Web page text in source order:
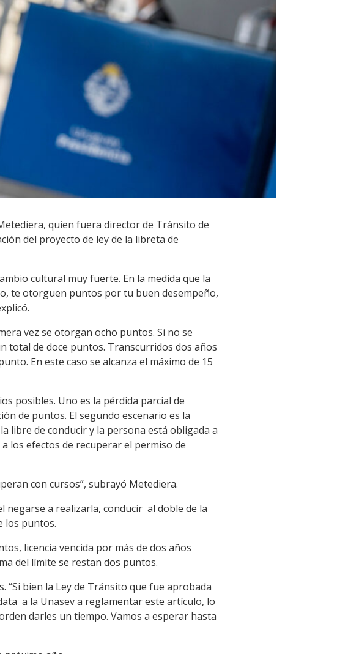
quien fuera director de Tránsito de
del proyecto de ley de la libreta de
cultural muy fuerte. En la medida que la
te otorguen puntos por tu buen desempeño,
vez se otorgan ocho puntos. Si no se
total de doce puntos. Transcurridos dos años
En este caso se alcanza el máximo de 15
posibles. Uno es la pérdida parcial de
de puntos. El segundo escenario es la
libre de conducir y la persona está obligada a
los efectos de recuperar el permiso de
con cursos”, subrayó Metediera.
a realizarla, conducir al doble de la
los puntos.
licencia vencida por más de dos años
del límite se restan dos puntos.
bien la Ley de Tránsito que fue aprobada
a la Unasev a reglamentar este artículo, lo
darles un tiempo. Vamos a esperar hasta